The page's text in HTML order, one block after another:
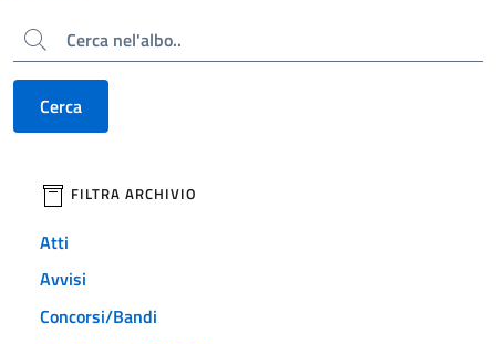
Cerca
Cerca
filtri da applicare
FILTRA ARCHIVIO
Atti
Avvisi
Concorsi/Bandi